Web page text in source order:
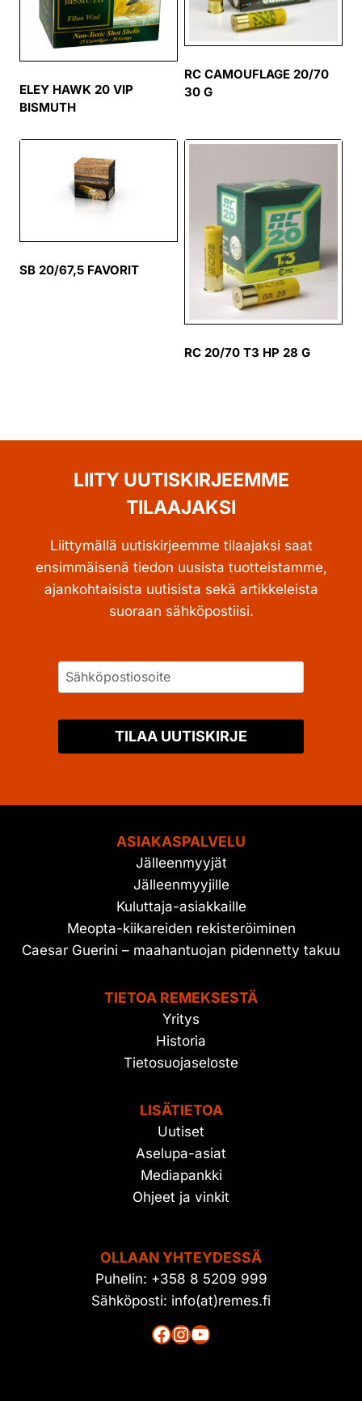
ELEY HAWK 20 VIP
BISMUTH
RC CAMOUFLAGE 20/70
30 G
SB 20/67,5 FAVORIT
RC 20/70 T3 HP 28 G
LIITY UUTISKIRJEEMME
TILAAJAKSI
Liittymällä uutiskirjeemme tilaajaksi saat
ensimmäisenä tiedon uusista tuotteistamme,
ajankohtaisista uutisista sekä artikkeleista
suoraan sähköpostiisi.
TILAA UUTISKIRJE
ASIAKASPALVELU
Jälleenmyyjät
Jälleenmyyjille
Kuluttaja-asiakkaille
Meopta-kiikareiden rekisteröiminen
Caesar Guerini – maahantuojan pidennetty takuu
TIETOA REMEKSESTÄ
Yritys
Historia
Tietosuojaseloste
LISÄTIETOA
Uutiset
Aselupa-asiat
Mediapankki
Ohjeet ja vinkit
OLLAAN YHTEYDESSÄ
Puhelin: +358 8 5209 999
Sähköposti: info(at)remes.fi
Facebook
Instagram
YouTube